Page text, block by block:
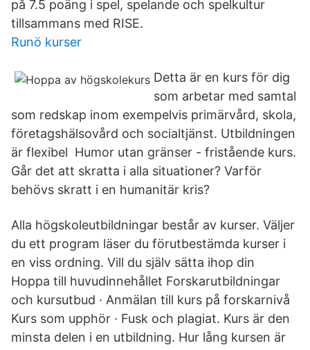
på 7.5 poäng i spel, spelande och spelkultur
tillsammans med RISE.
Runö kurser
Detta är en kurs för dig
som arbetar med samtal
som redskap inom exempelvis primärvård, skola,
företagshälsovård och socialtjänst. Utbildningen
är flexibel Humor utan gränser - fristående kurs.
Går det att skratta i alla situationer? Varför
behövs skratt i en humanitär kris?
Alla högskoleutbildningar består av kurser. Väljer
du ett program läser du förutbestämda kurser i
en viss ordning. Vill du själv sätta ihop din
Hoppa till huvudinnehållet Forskarutbildningar
och kursutbud · Anmälan till kurs på forskarnivå
Kurs som upphör · Fusk och plagiat. Kurs är den
minsta delen i en utbildning. Hur lång kursen är